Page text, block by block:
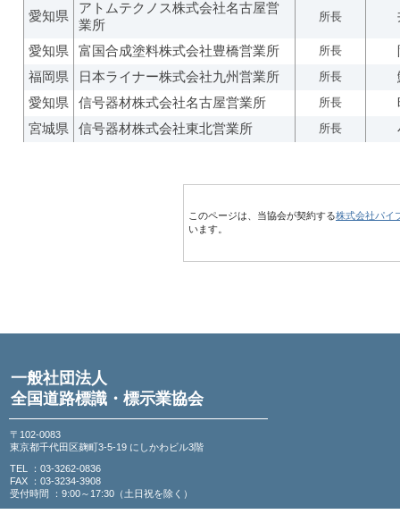
愛知県
アトムテクノス株式会社名古屋営
業所
所長
愛知県 富国合成塗料株式会社豊橋営業所 所長
福岡県
日本ライナー株式会社九州営業所 所長
愛知県
信号器材株式会社名古屋営業所 所長
宮城県
信号器材株式会社東北営業所 所長
このページは、当協会が契約する株式会社パイ
います。
一般社団法人
全国道路標識・標示業協会
〒102-0083
東京都千代田区麹町3-5-19 にしかわビル3階
TEL ：03-3262-0836
FAX ：03-3234-3908
受付時間 ：9:00～17:30（土日祝を除く）